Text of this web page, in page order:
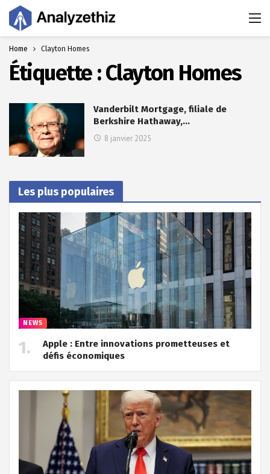
Home Clayton Homes
Étiquette :Clayton Homes
Vanderbilt Mortgage, filiale de
Berkshire Hathaway,…
8 janvier 2025
Les plus populaires
NEWS
Apple : Entre innovations prometteuses et
défis économiques